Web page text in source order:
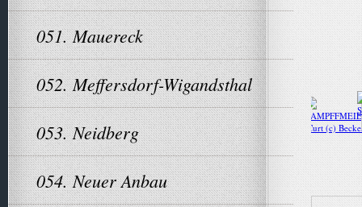
051. Mauereck
052. Meffersdorf-Wigandsthal
053. Neidberg
054. Neuer Anbau